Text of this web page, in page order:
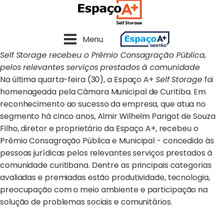
Menu
Self Storage recebeu o Prêmio Consagração Pública,
pelos relevantes serviços prestados à comunidade
Na última quarta-feira (30), a Espaço A+ Self Storagefoi
homenageada pela Câmara Municipal de Curitiba. Em
reconhecimento ao sucesso da empresa, que atua no
segmento há cinco anos, Almir Wilhelm Parigot de Souza
Filho, diretor e proprietário da Espaço A+, recebeu o
Prêmio Consagração Pública e Municipal - concedido às
pessoas jurídicas pelos relevantes serviços prestados à
comunidade curitibana. Dentre as principais categorias
avaliadas e premiadas estão produtividade, tecnologia,
preocupação com o meio ambiente e participação na
solução de problemas sociais e comunitários.